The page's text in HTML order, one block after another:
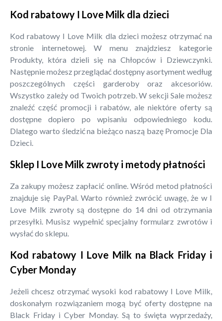
Kod rabatowy I Love Milk dla dzieci
Kod rabatowy I Love Milk dla dzieci możesz otrzymać na
stronie internetowej. W menu znajdziesz kategorie
Produkty, która dzieli się na Chłopców i Dziewczynki.
Następnie możesz przeglądać dostępny asortyment według
poszczególnych części garderoby oraz akcesoriów.
Wszystko zależy od Twoich potrzeb. W sekcji Sale możesz
znaleźć część promocji i rabatów, ale niektóre oferty są
dostępne dopiero po wpisaniu odpowiedniego kodu.
Dlatego warto śledzić na bieżąco naszą bazę Promocje Dla
Dzieci.
Sklep I Love Milk zwroty i metody płatności
Za zakupy możesz zapłacić online. Wśród metod płatności
znajduje się PayPal. Warto również zwrócić uwagę, że w I
Love Milk zwroty są dostępne do 14 dni od otrzymania
przesyłki. Musisz wypełnić specjalny formularz zwrotów i
wysłać do sklepu.
Kod rabatowy I Love Milk na Black Friday i
Cyber Monday
Jeżeli chcesz otrzymać wysoki kod rabatowy I Love Milk,
doskonałym rozwiązaniem mogą być oferty dostępne na
Black Friday i Cyber Monday. Są to święta wyprzedaży,